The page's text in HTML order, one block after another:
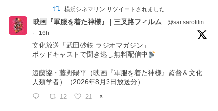
横浜シネマリン リツイートされました
映画『軍服を着た神様』 | 三叉路フィルム
@sansarofilm
·
16h
文化放送「武田砂鉄 ラジオマガジン」
ポッドキャストで聞き逃し無料配信中
遠藤協・藤野陽平（映画『軍服を着た神様』監督＆文化
人類学者）（2026年8月3日放送分）
12 21 X